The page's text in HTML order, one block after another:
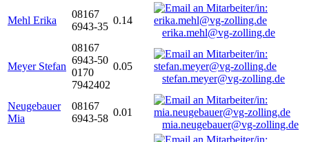
Mehl Erika
08167
6943-35
0.14
erika.mehl@vg-zolling.de
Meyer Stefan
08167
6943-50
0170
7942402
0.05
stefan.meyer@vg-zolling.de
Neugebauer
Mia
08167
6943-58
0.01
mia.neugebauer@vg-zolling.de